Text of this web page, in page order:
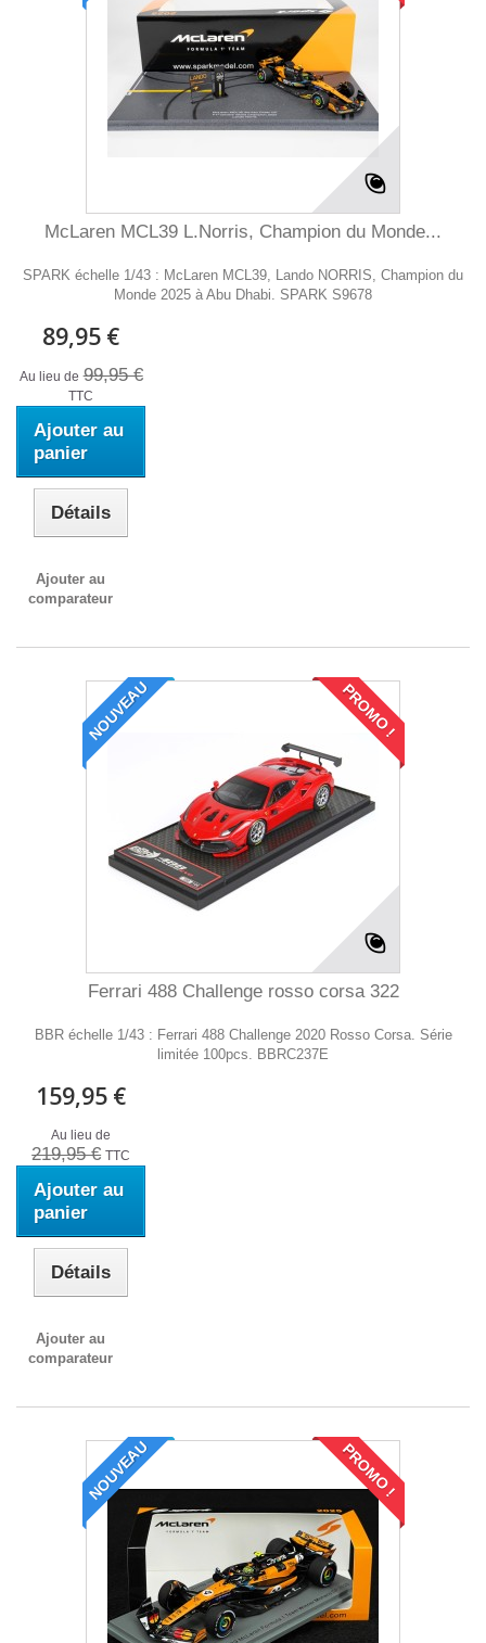
McLaren MCL39 L.Norris, Champion du Monde...
SPARK échelle 1/43 : McLaren MCL39, Lando NORRIS, Champion du
Monde 2025 à Abu Dhabi. SPARK S9678
89,95 €
Au lieu de 99,95 €
TTC
Ajouter au
panier
Détails
Ajouter au
comparateur
NOUVEAU PROMO !
Ferrari 488 Challenge rosso corsa 322
BBR échelle 1/43 : Ferrari 488 Challenge 2020 Rosso Corsa. Série
limitée 100pcs. BBRC237E
159,95 €
Au lieu de
219,95 € TTC
Ajouter au
panier
Détails
Ajouter au
comparateur
NOUVEAU PROMO !